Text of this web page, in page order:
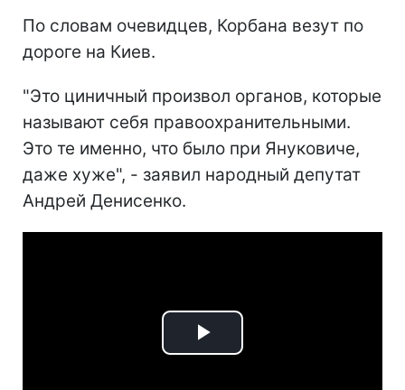
По словам очевидцев, Корбана везут по
дороге на Киев.
"Это циничный произвол органов, которые
называют себя правоохранительными.
Это те именно, что было при Януковиче,
даже хуже", - заявил народный депутат
Андрей Денисенко.
Play